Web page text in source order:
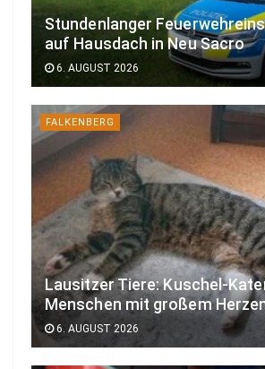
Stundenlanger
auf Hausdach in Neu Sacro
6. AUGUST 2026
FALKENBERG
Lausitzer Tiere: Kuschel-
Menschen mit großem
6. AUGUST 2026